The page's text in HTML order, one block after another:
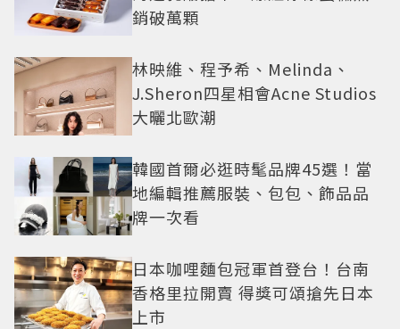
銷破萬顆
林映維、程予希、Melinda、
J.Sheron四星相會Acne Studios
大曬北歐潮
韓國首爾必逛時髦品牌45選！當
地編輯推薦服裝、包包、飾品品
牌一次看
日本咖哩麵包冠軍首登台！台南
香格里拉開賣 得獎可頌搶先日本
上市